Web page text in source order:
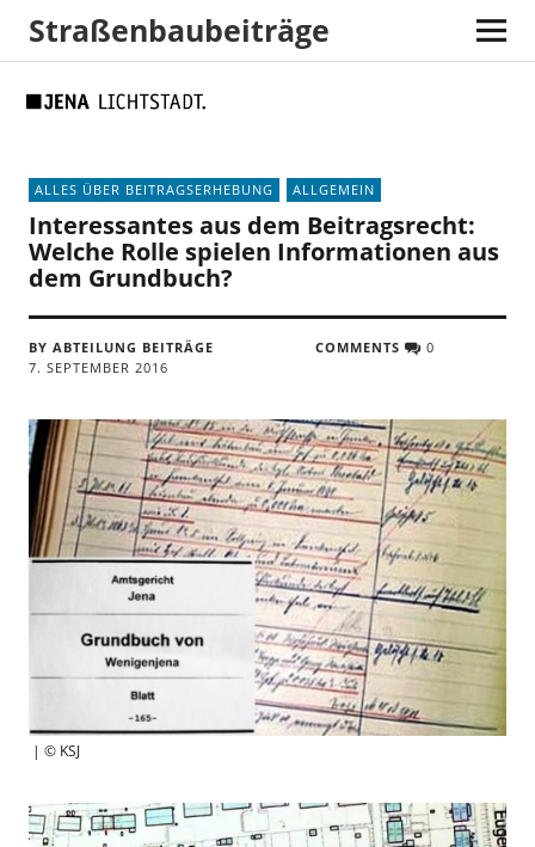
map
Straßenbaubeiträge
ALLES ÜBER BEITRAGSERHEBUNG ALLGEMEIN
Interessantes aus dem Beitragsrecht:
Welche Rolle spielen Informationen aus
dem Grundbuch?
BY ABTEILUNG BEITRÄGE
7. SEPTEMBER 2016
COMMENTS 0
| © KSJ